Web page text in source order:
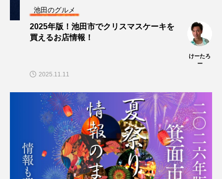
池田のグルメ
2025年版！池田市でクリスマスケーキを
買えるお店情報！
けーたろ
ー
2025.11.11